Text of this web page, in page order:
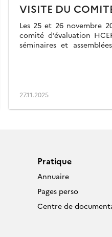
VISITE DU
Les 25 et 26 novembre
comité d’évaluation
séminaires et
27.11.2025
Pratique
Annuaire
Pages perso
Centre de